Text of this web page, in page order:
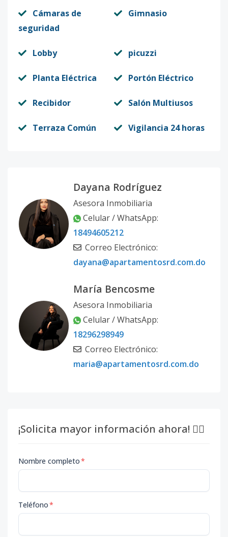
Cámaras de
seguridad
Gimnasio
Lobby picuzzi
Planta Eléctrica Portón Eléctrico
Recibidor Salón Multiusos
Terraza Común Vigilancia 24 horas
Dayana Rodríguez
Asesora Inmobiliaria
Celular / WhatsApp:
18494605212
Correo Electrónico:
dayana@apartamentosrd.com.do
María Bencosme
Asesora Inmobiliaria
Celular / WhatsApp:
18296298949
Correo Electrónico:
maria@apartamentosrd.com.do
¡Solicita mayor información ahora! 👇🏽
Nombre completo*
Teléfono*